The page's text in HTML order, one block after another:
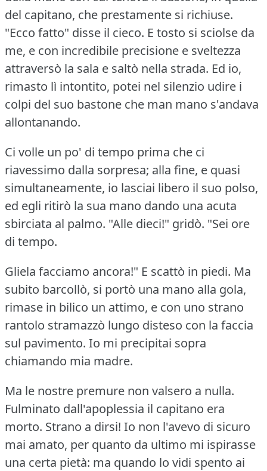
del capitano, che prestamente si richiuse.
"Ecco fatto" disse il cieco. E tosto si sciolse da
me, e con incredibile precisione e sveltezza
attraversò la sala e saltò nella strada. Ed io,
rimasto lì intontito, potei nel silenzio udire i
colpi del suo bastone che man mano s'andava
allontanando.
Ci volle un po' di tempo prima che ci
riavessimo dalla sorpresa; alla fine, e quasi
simultaneamente, io lasciai libero il suo polso,
ed egli ritirò la sua mano dando una acuta
sbirciata al palmo. "Alle dieci!" gridò. "Sei ore
di tempo.
Gliela facciamo ancora!" E scattò in piedi. Ma
subito barcollò, si portò una mano alla gola,
rimase in bilico un attimo, e con uno strano
rantolo stramazzò lungo disteso con la faccia
sul pavimento. Io mi precipitai sopra
chiamando mia madre.
Ma le nostre premure non valsero a nulla.
Fulminato dall'apoplessia il capitano era
morto. Strano a dirsi! Io non l'avevo di sicuro
mai amato, per quanto da ultimo mi ispirasse
una certa pietà: ma quando lo vidi spento ai